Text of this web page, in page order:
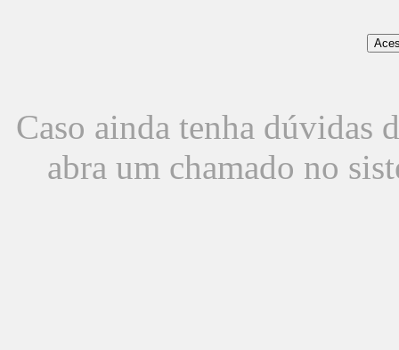
Caso ainda tenha dúvidas
abra um chamado no